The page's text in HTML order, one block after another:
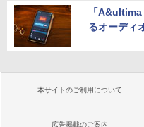
「
るオーディ
本サイトのご利用について
広告掲載のご案内